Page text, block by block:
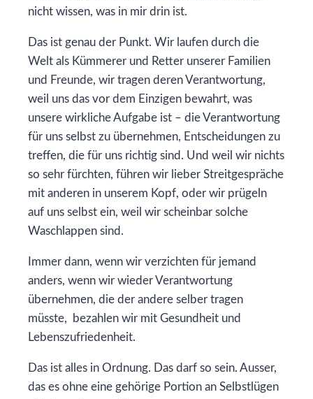
nicht wissen, was in mir drin ist.
Das ist genau der Punkt. Wir laufen durch die
Welt als Kümmerer und Retter unserer Familien
und Freunde, wir tragen deren Verantwortung,
weil uns das vor dem Einzigen bewahrt, was
unsere wirkliche Aufgabe ist – die Verantwortung
für uns selbst zu übernehmen, Entscheidungen zu
treffen, die für uns richtig sind. Und weil wir nichts
so sehr fürchten, führen wir lieber Streitgespräche
mit anderen in unserem Kopf, oder wir prügeln
auf uns selbst ein, weil wir scheinbar solche
Waschlappen sind.
Immer dann, wenn wir verzichten für jemand
anders, wenn wir wieder Verantwortung
übernehmen, die der andere selber tragen
müsste, bezahlen wir mit Gesundheit und
Lebenszufriedenheit.
Das ist alles in Ordnung. Das darf so sein. Ausser,
das es ohne eine gehörige Portion an Selbstlügen